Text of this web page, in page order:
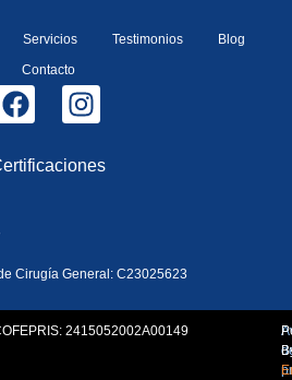
Servicios Testimonios
Blog
Contacto
Cirugía General: C23025623
2415052002A00149